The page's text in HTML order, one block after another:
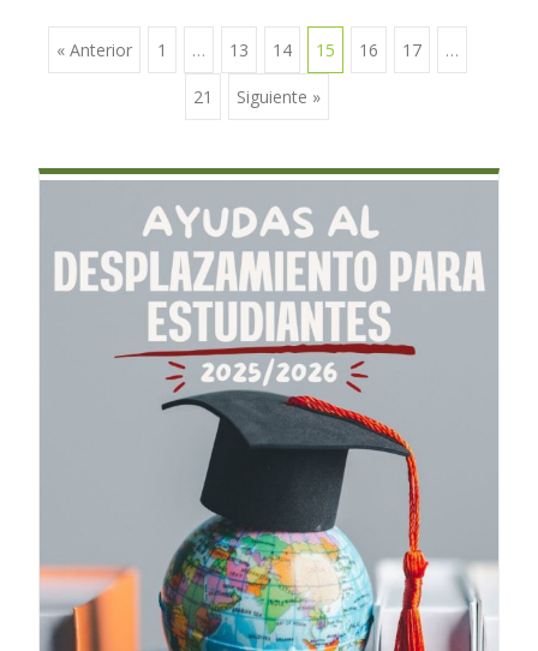
Ir a las entradas
« Anterior 1 … 13 14 15 16 17 …
21 Siguiente »